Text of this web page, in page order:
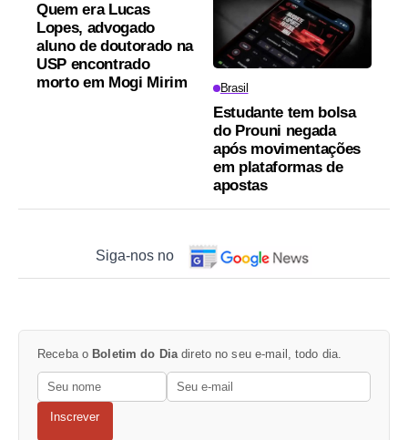
Quem era Lucas
Lopes, advogado
aluno de doutorado na
USP encontrado
morto em Mogi Mirim
Brasil
Estudante tem bolsa
do Prouni negada
após movimentações
em plataformas de
apostas
Siga-nos no
Receba o Boletim do Dia direto no seu e-mail, todo dia.
Inscrever